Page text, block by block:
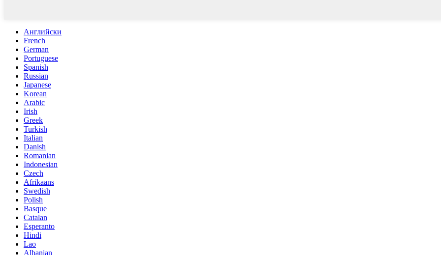
Английски
French
German
Portuguese
Spanish
Russian
Japanese
Korean
Arabic
Irish
Greek
Turkish
Italian
Danish
Romanian
Indonesian
Czech
Afrikaans
Swedish
Polish
Basque
Catalan
Esperanto
Hindi
Lao
Albanian